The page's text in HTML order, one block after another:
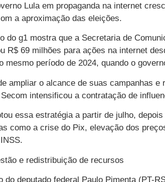
Lula em propaganda na internet
a aproximação das eleições.
do g1 mostra que a Secretaria de
R$ 69 milhões para ações na internet
mesmo período de 2024, quando o
ampliar o alcance de suas campanhas
intensificou a contratação de
essa estratégia a partir de julho,
como a crise do Pix, elevação dos
e redistribuição de recursos
do deputado federal Paulo Pimenta (PT-